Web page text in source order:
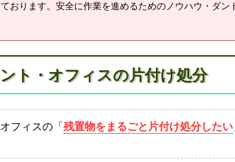
おります。安全に作業を進めるためのノウハウ・ダン
ト・オフィスの片付け処分
フィスの「残置物をまるごと片付け処分したい